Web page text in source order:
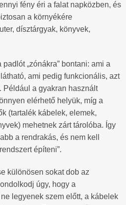
fény éri a falat napközben, és
a környékére
dísztárgyak, könyvek,
„zónákra” bontani: ami a
ami pedig funkcionális, azt
Például a gyakran használt
elérhető helyük, míg a
(tartalék kábelek, elemek,
mehetnek zárt tárolóba. Így
a rendrakás, és nem kell
építeni”.
különösen sokat dob az
úgy, hogy a
legyenek szem előtt, a kábelek